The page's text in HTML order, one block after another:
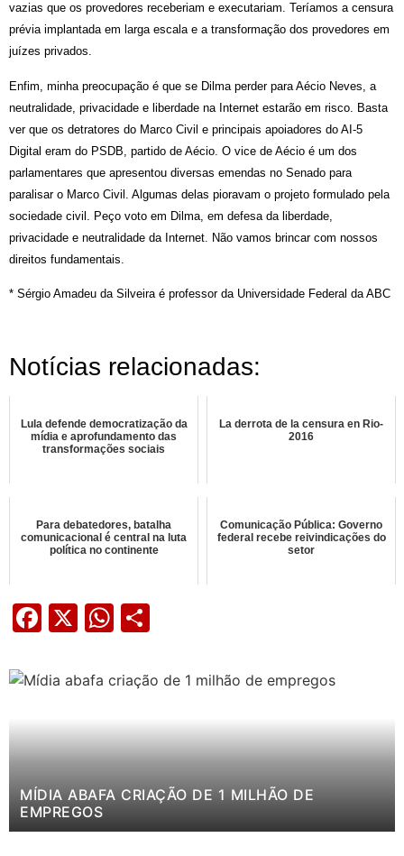
vazias que os provedores receberiam e executariam. Teríamos a censura
prévia implantada em larga escala e a transformação dos provedores em
juízes privados.
Enfim, minha preocupação é que se Dilma perder para Aécio Neves, a
neutralidade, privacidade e liberdade na Internet estarão em risco. Basta
ver que os detratores do Marco Civil e principais apoiadores do AI-5
Digital eram do PSDB, partido de Aécio. O vice de Aécio é um dos
parlamentares que apresentou diversas emendas no Senado para
paralisar o Marco Civil. Algumas delas pioravam o projeto formulado pela
sociedade civil. Peço voto em Dilma, em defesa da liberdade,
privacidade e neutralidade da Internet. Não vamos brincar com nossos
direitos fundamentais.
* Sérgio Amadeu da Silveira é professor da Universidade Federal da ABC
Notícias relacionadas:
Lula defende democratização da
mídia e aprofundamento das
transformações sociais
La derrota de la censura en Rio-
2016
Para debatedores, batalha
comunicacional é central na luta
política no continente
Comunicação Pública: Governo
federal recebe reivindicações do
setor
Facebook
X WhatsApp
MÍDIA ABAFA CRIAÇÃO DE 1 MILHÃO DE
EMPREGOS